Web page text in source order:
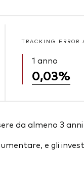
TRACKING ERROR
1 anno
0,03%
da almeno 3
e gli